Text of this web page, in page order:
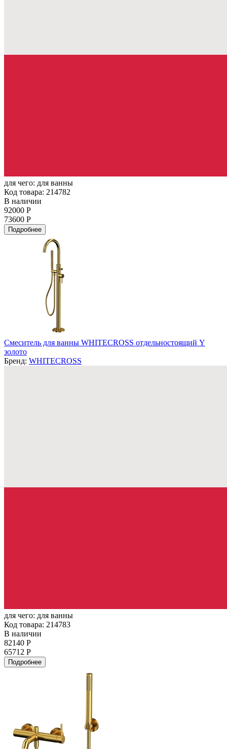
для чего: для ванны
Код товара: 214782
В наличии
92000 Р
73600 Р
Подробнее
Смеситель для ванны WHITECROSS отдельностоящий Y
золото
Бренд: WHITECROSS
для чего: для ванны
Код товара: 214783
В наличии
82140 Р
65712 Р
Подробнее